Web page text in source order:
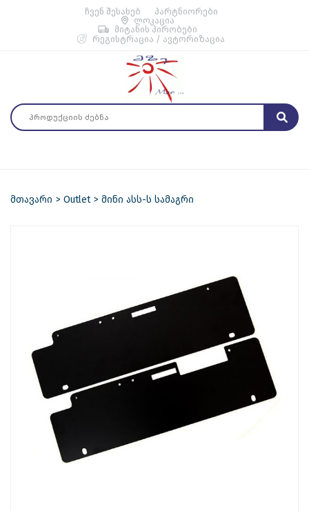
ჩვენ შესახებ
პარტნიორები
ლოკაცია
მიტანის პირობები
რეგისტრაცია / ავტორიზაცია
მთავარი Outlet მინი ასს-ს სამაგრი